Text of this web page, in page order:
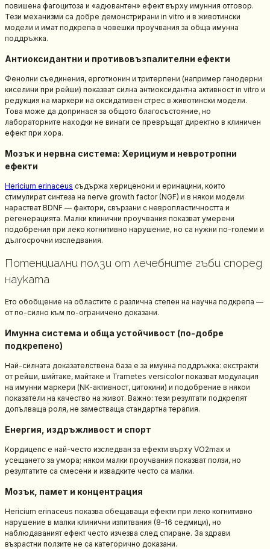
повишена фагоцитоза и «адювантен» ефект върху имунния отговор.
Тези механизми са добре демонстрирани in vitro и в животински
модели и имат подкрепа в човешки проучвания за обща имунна
поддръжка.
Антиоксидантни и противовъзпалителни ефекти
Фенолни съединения, ерготионин и тритерпени (например ганодерни
киселини при рейши) показват силна антиоксидантна активност in vitro и
редукция на маркери на оксидативен стрес в животински модели.
Това може да допринася за общото благосъстояние, но
лабораторните находки не винаги се превръщат директно в клиничен
ефект при хора.
Мозък и нервна система: Херициум и невротропни
ефекти
Hericium erinaceus съдържа хериценони и еринацини, които
стимулират синтеза на nerve growth factor (NGF) и в някои модели
нарастват BDNF — фактори, свързани с невропластичността и
регенерацията. Малки клинични проучвания показват умерени
подобрения при леко когнитивно нарушение, но са нужни по-големи и
дългосрочни изследвания.
Потенциални ползи от лечебните гъби според
науката
Ето обобщение на областите с различна степен на научна подкрепа —
от по-силно към по-ограничено доказани.
Имунна система и обща устойчивост (по-добре
подкрепено)
Най-силната доказателствена база е за имунна поддръжка: екстракти
от рейши, шийтаке, майтаке и Trametes versicolor показват модулация
на имунни маркери (NK-активност, цитокини) и подобрение в някои
показатели на качество на живот. Важно: тези резултати подкрепят
допълваща роля, не заместваща стандартна терапия.
Енергия, издръжливост и спорт
Кордицепс е най-често изследван за ефекти върху VO2max и
усещането за умора; някои малки проучвания показват ползи, но
резултатите са смесени и извадките често са малки.
Мозък, памет и концентрация
Hericium erinaceus показва обещаващи ефекти при леко когнитивно
нарушение в малки клинични изпитвания (8–16 седмици), но
наблюдаваният ефект често изчезва след спиране. За здрави
възрастни ползите не са категорично доказани.